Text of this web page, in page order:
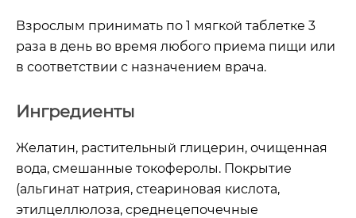
Взрослым принимать по 1 мягкой таблетке 3
раза в день во время любого приема пищи или
в соответствии с назначением врача.
Ингредиенты
Желатин, растительный глицерин, очищенная
вода, смешанные токоферолы. Покрытие
(альгинат натрия, стеариновая кислота,
этилцеллюлоза, среднецепочечные